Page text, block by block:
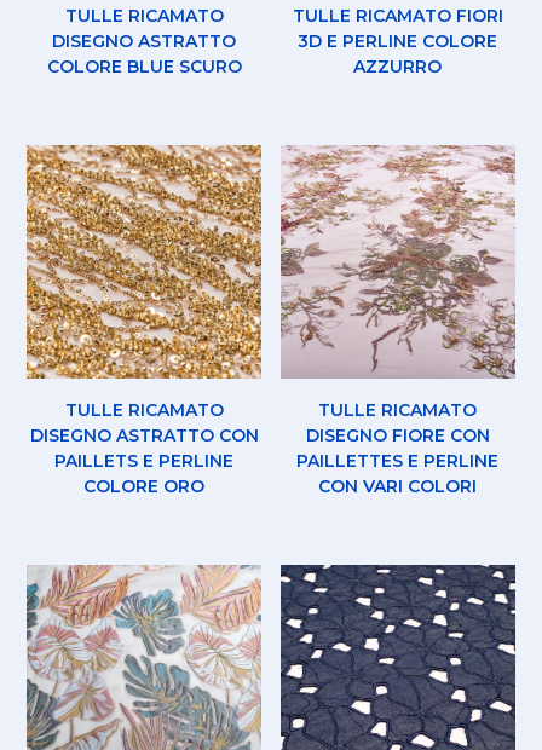
TULLE RICAMATO
DISEGNO ASTRATTO
COLORE BLUE SCURO
TULLE RICAMATO FIORI
3D E PERLINE COLORE
AZZURRO
TULLE RICAMATO
DISEGNO ASTRATTO CON
PAILLETS E PERLINE
COLORE ORO
TULLE RICAMATO
DISEGNO FIORE CON
PAILLETTES E PERLINE
CON VARI COLORI